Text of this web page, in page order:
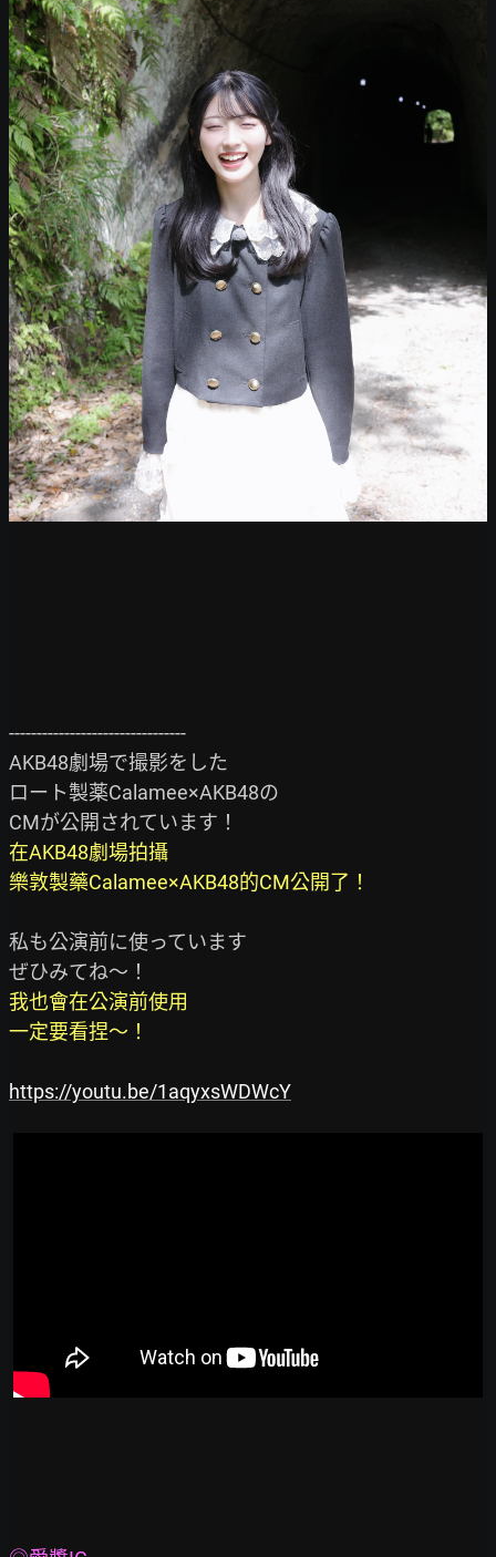
--------------------------------
AKB48劇場で撮影をした
ロート製薬Calamee×AKB48の
在AKB48劇場拍攝
樂敦製藥Calamee×AKB48的CM公開了！
私も公演前に使っています
我也會在公演前使用
一定要看捏～！
https://youtu.be/1aqyxsWDWcY